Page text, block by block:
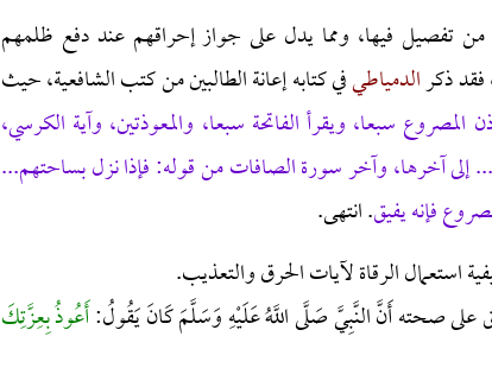
تفصيل فيها، ومما يدل على جواز إحراقهم عند دفع ظلمهم
ذكرالدمياطيفي كتابه إعانة الطالبين من كتب الشافعية، حيث
سبعا، ويقرأ الفاتحة سبعا، والمعوذتين، وآية الكرسي،
إلى آخرها، وآخر سورة الصافات من قوله: فإذا نزل بساحتهم...
فإنه يفيق. انتهى.
استعمال الرقاة لآيات الحرق والتعذيب.
على صحته أَنَّ النَّبِيَّ صَلَّى اللَّهُ عَلَيْهِ وَسَلَّمَ كَانَ يَقُولُ:أَعُوذُ بِعِزَّتِكَ